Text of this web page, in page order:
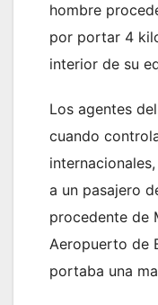
hombre
por portar 4
interior de su
Los agentes
cuando
a un pasajero
procedente de
Aeropuerto de
portaba una